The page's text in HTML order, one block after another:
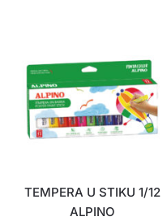
TEMPERA U STIKU 1/12
ALPINO